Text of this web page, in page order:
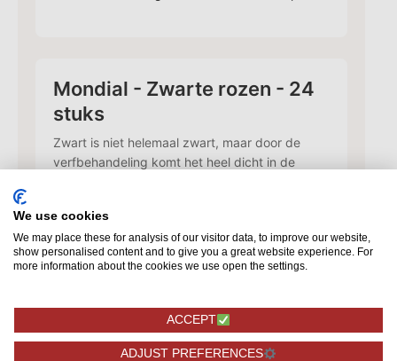
Mondial - Zwarte rozen - 24
stuks
Zwart is niet helemaal zwart, maar door de
verfbehandeling komt het heel dicht in de
levertijd van een dag.
89,95
✓
Kaartje toevoegen
Voeg een kaart toe met jouw
persoonlijke tekst
We use cookies
We may place these for analysis of our visitor data, to improve our website,
show personalised content and to give you a great website experience. For
more information about the cookies we use open the settings.
ACCEPT
ADJUST PREFERENCES